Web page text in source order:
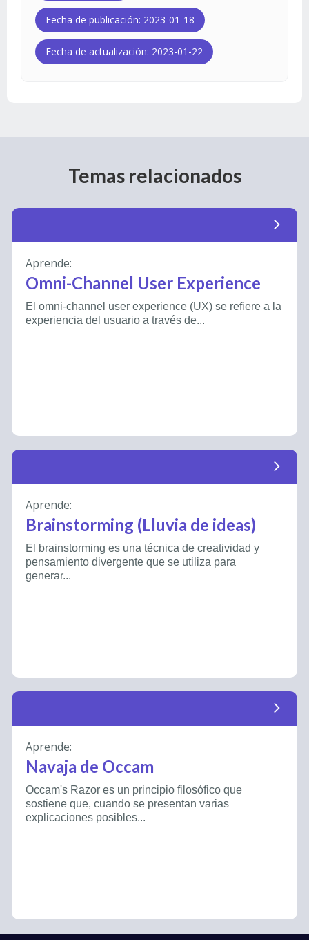
Fecha de publicación: 2023-01-18
Fecha de actualización: 2023-01-22
Temas relacionados
arrow_forward_ios
Aprende:
Omni-Channel User Experience
El omni-channel user experience (UX) se refiere a la
experiencia del usuario a través de...
arrow_forward_ios
Aprende:
Brainstorming (Lluvia de ideas)
El brainstorming es una técnica de creatividad y
pensamiento divergente que se utiliza para
generar...
arrow_forward_ios
Aprende:
Navaja de Occam
Occam's Razor es un principio filosófico que
sostiene que, cuando se presentan varias
explicaciones posibles...